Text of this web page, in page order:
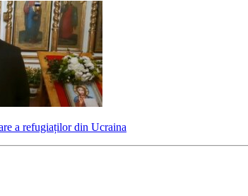
a refugiaților din Ucraina